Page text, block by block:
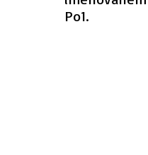
Po1.